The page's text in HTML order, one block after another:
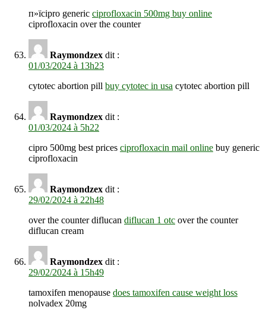
п»їcipro generic ciprofloxacin 500mg buy online
ciprofloxacin over the counter
Raymondzex dit :
01/03/2024 à 13h23
cytotec abortion pill buy cytotec in usa cytotec abortion pill
Raymondzex dit :
01/03/2024 à 5h22
cipro 500mg best prices ciprofloxacin mail online buy generic
ciprofloxacin
Raymondzex dit :
29/02/2024 à 22h48
over the counter diflucan diflucan 1 otc over the counter
diflucan cream
Raymondzex dit :
29/02/2024 à 15h49
tamoxifen menopause does tamoxifen cause weight loss
nolvadex 20mg